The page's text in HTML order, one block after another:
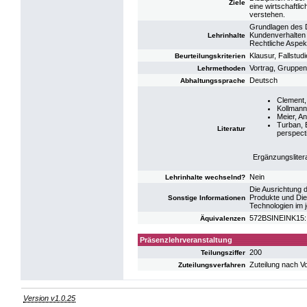
Ziele eine
verstehen.
Lehrinhalte
Grundlagen des
Rechtliche
Beurteilungskriterien Klausur,
Lehrmethoden Vortrag,
Abhaltungssprache Deutsch
Literatur
Meier,
Turban,
Lehrinhalte wechselnd? Nein
Sonstige Informationen
Die Ausrichtung
Produkte und
Technologien im
Äquivalenzen
Präsenzlehrveranstaltung
Teilungsziffer 200
Zuteilungsverfahren Zuteilung nach
Version v1.0.25